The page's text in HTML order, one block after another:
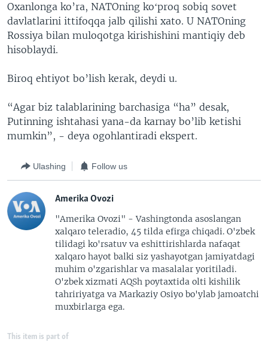
Oxanlonga ko’ra, NATOning koʻproq sobiq sovet
davlatlarini ittifoqqa jalb qilishi xato. U NATOning
Rossiya bilan muloqotga kirishishini mantiqiy deb
hisoblaydi.
Biroq ehtiyot bo’lish kerak, deydi u.
“Agar biz talablarining barchasiga “ha” desak,
Putinning ishtahasi yana-da karnay bo’lib ketishi
mumkin”, - deya ogohlantiradi ekspert.
Ulashing Follow us
Amerika Ovozi
"Amerika Ovozi" - Vashingtonda asoslangan
xalqaro teleradio, 45 tilda efirga chiqadi. O'zbek
tilidagi ko'rsatuv va eshittirishlarda nafaqat
xalqaro hayot balki siz yashayotgan jamiyatdagi
muhim o'zgarishlar va masalalar yoritiladi.
O'zbek xizmati AQSh poytaxtida olti kishilik
tahririyatga va Markaziy Osiyo bo'ylab jamoatchi
muxbirlarga ega.
This item is part of